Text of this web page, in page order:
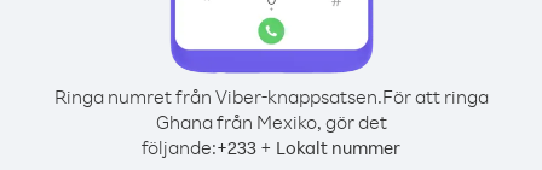
Ringa numret från Viber-knappsatsen.För att ringa
Ghana från Mexiko, gör det
följande:+233 + Lokalt nummer